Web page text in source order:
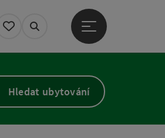
Zapamatované
Vyhledávání
Otevřít hlavní
Hledat ubytování